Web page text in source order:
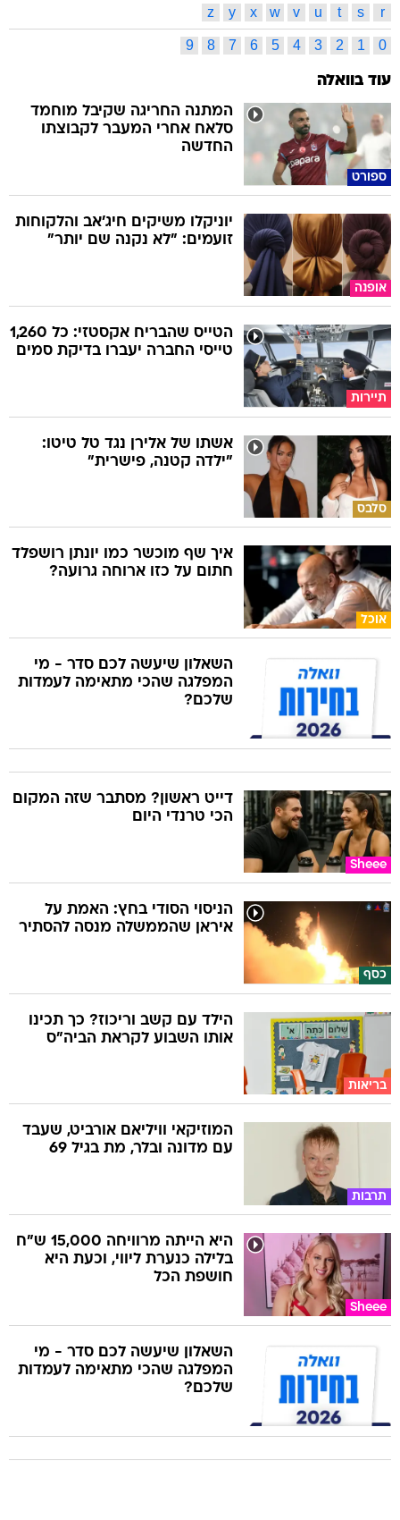
r
s
t
u
v
w
x
y
z
0
1
2
3
4
5
6
7
8
9
עוד בוואלה
ספורט
המתנה החריגה שקיבל מוחמד
סלאח אחרי המעבר לקבוצתו
החדשה
אופנה
יוניקלו משיקים חיג'אב והלקוחות
זועמים: "לא נקנה שם יותר"
תיירות
הטייס שהבריח אקסטזי: כל 1,260
טייסי החברה יעברו בדיקת סמים
סלבס
אשתו של אלירן נגד טל טיטו:
"ילדה קטנה, פישרית"
אוכל
איך שף מוכשר כמו יונתן רושפלד
חתום על כזו ארוחה גרועה?
השאלון שיעשה לכם סדר - מי
המפלגה שהכי מתאימה לעמדות
שלכם?
Sheee
דייט ראשון? מסתבר שזה המקום
הכי טרנדי היום
כסף
הניסוי הסודי בחץ: האמת על
איראן שהממשלה מנסה להסתיר
בריאות
הילד עם קשב וריכוז? כך תכינו
אותו השבוע לקראת הביה"ס
תרבות
המוזיקאי וויליאם אורביט, שעבד
עם מדונה ובלר, מת בגיל 69
Sheee
היא הייתה מרוויחה 15,000 ש"ח
בלילה כנערת ליווי, וכעת היא
חושפת הכל
השאלון שיעשה לכם סדר - מי
המפלגה שהכי מתאימה לעמדות
שלכם?